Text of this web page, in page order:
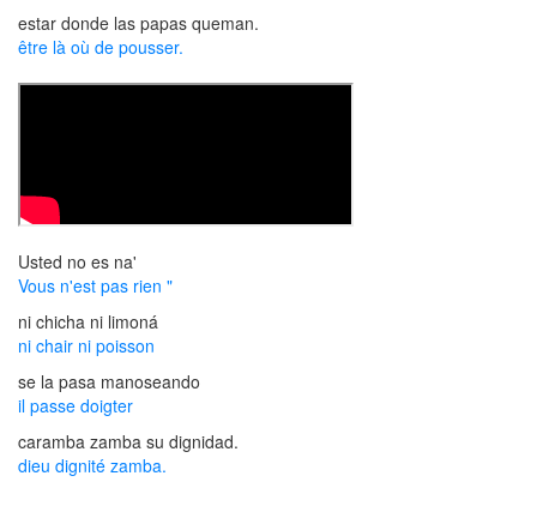
estar donde las papas queman.
être là où de pousser.
Usted no es na'
Vous n'est pas rien "
ni chicha ni limoná
ni chair ni poisson
se la pasa manoseando
il passe doigter
caramba zamba su dignidad.
dieu dignité zamba.